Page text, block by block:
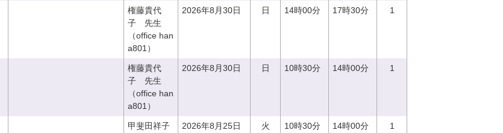
権藤貴代
子 先生
（office han
a801）
2026年8月30日 日 14時00分 17時30分 1
権藤貴代
子 先生
（office han
a801）
2026年8月30日 日 10時30分 14時00分 1
甲斐田祥子
2026年8月25日 火 10時30分 14時00分 1